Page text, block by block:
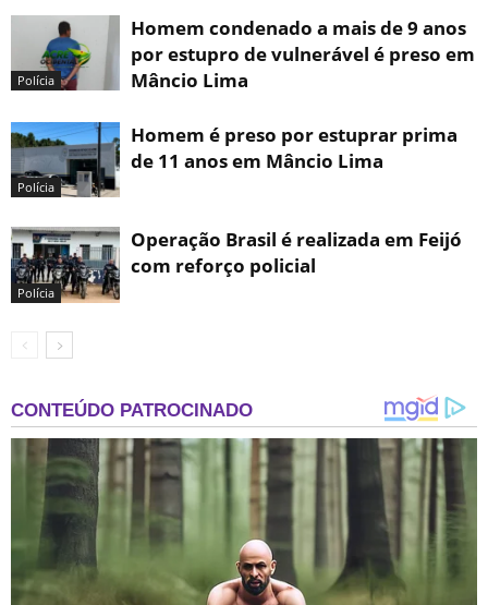
Polícia
Homem condenado a mais de 9 anos
por estupro de vulnerável é preso em
Mâncio Lima
Polícia
Homem é preso por estuprar prima
de 11 anos em Mâncio Lima
Polícia
Operação Brasil é realizada em Feijó
com reforço policial